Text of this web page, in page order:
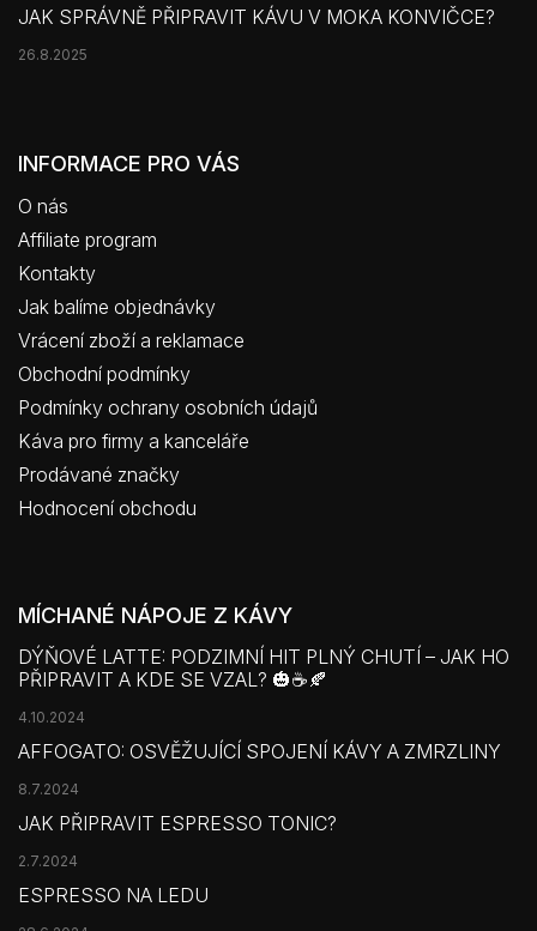
JAK SPRÁVNĚ PŘIPRAVIT KÁVU V MOKA KONVIČCE?
26.8.2025
INFORMACE PRO VÁS
O nás
Affiliate program
Kontakty
Jak balíme objednávky
Vrácení zboží a reklamace
Obchodní podmínky
Podmínky ochrany osobních údajů
Káva pro firmy a kanceláře
Prodávané značky
Hodnocení obchodu
MÍCHANÉ NÁPOJE Z KÁVY
DÝŇOVÉ LATTE: PODZIMNÍ HIT PLNÝ CHUTÍ – JAK HO
PŘIPRAVIT A KDE SE VZAL? 🎃☕🍂
4.10.2024
AFFOGATO: OSVĚŽUJÍCÍ SPOJENÍ KÁVY A ZMRZLINY
8.7.2024
JAK PŘIPRAVIT ESPRESSO TONIC?
2.7.2024
ESPRESSO NA LEDU